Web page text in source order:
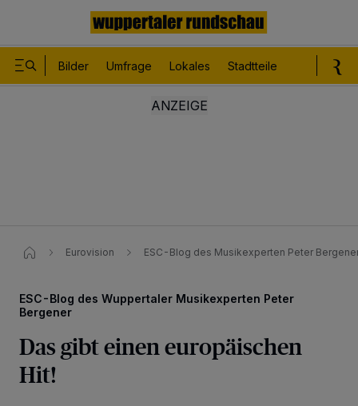
Bilder Umfrage Lokales Stadtteile
Eurovision ESC-Blog des Musikexperten Peter
ESC-Blog des Wuppertaler Musikexperten Peter
Bergener
Das gibt einen europäischen
Hit!